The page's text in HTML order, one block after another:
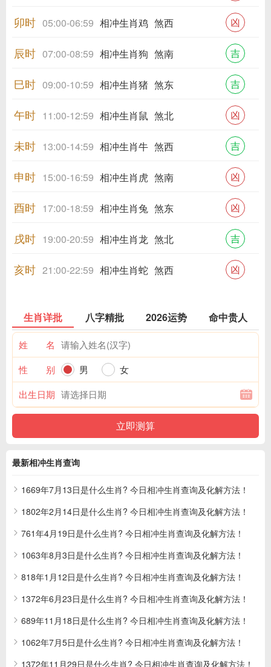
卯时 05:00-06:59 相冲生肖鸡 煞西 凶
辰时 07:00-08:59 相冲生肖狗 煞南 吉
巳时 09:00-10:59 相冲生肖猪 煞东 吉
午时 11:00-12:59 相冲生肖鼠 煞北 凶
未时 13:00-14:59 相冲生肖牛 煞西 吉
申时 15:00-16:59 相冲生肖虎 煞南 凶
酉时 17:00-18:59 相冲生肖兔 煞东 凶
戌时 19:00-20:59 相冲生肖龙 煞北 吉
亥时 21:00-22:59 相冲生肖蛇 煞西 凶
生肖详批 八字精批 2026运势 命中贵人
姓 名
性 别
男
女
出生日期
最新相冲生肖查询
1669年7月13日是什么生肖? 今日相冲生肖查询及化解方法！
1802年2月14日是什么生肖? 今日相冲生肖查询及化解方法！
761年4月19日是什么生肖? 今日相冲生肖查询及化解方法！
1063年8月3日是什么生肖? 今日相冲生肖查询及化解方法！
818年1月12日是什么生肖? 今日相冲生肖查询及化解方法！
1372年6月23日是什么生肖? 今日相冲生肖查询及化解方法！
689年11月18日是什么生肖? 今日相冲生肖查询及化解方法！
1062年7月5日是什么生肖? 今日相冲生肖查询及化解方法！
1372年11月29日是什么生肖? 今日相冲生肖查询及化解方法！